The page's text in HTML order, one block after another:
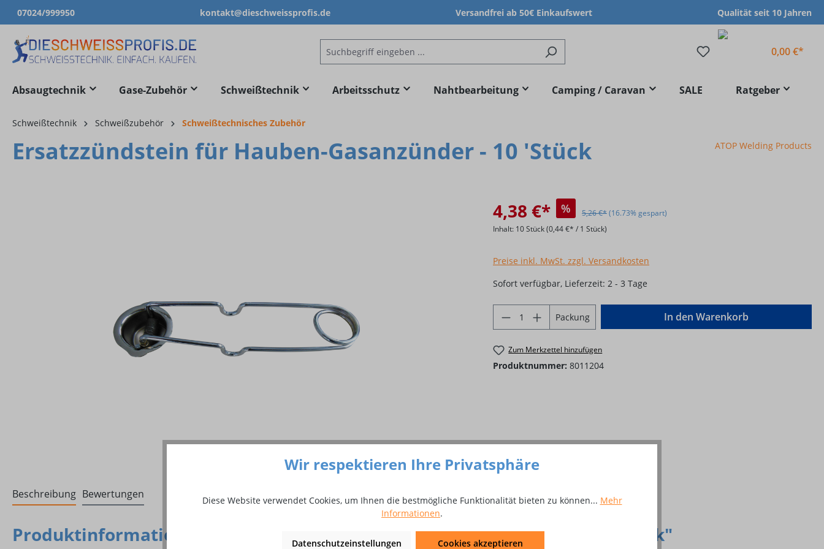
Zur Hauptnavigation springen
07024/999950 kontakt@dieschweissprofis.de Versandfrei ab 50€ Einkaufswert Qualität seit 10 Jahren
0,00 €*
Absaugtechnik Gase-Zubehör Schweißtechnik Arbeitsschutz Nahtbearbeitung Camping / Caravan SALE Ratgeber
Schweißtechnik Schweißzubehör Schweißtechnisches Zubehör
Ersatzzündstein für Hauben-Gasanzünder - 10 'Stück ATOP Welding Products
4,38 €* % 5,26 €*(16.73% gespart)
Inhalt: 10 Stück(0,44 €* / 1 Stück)
Preise inkl. MwSt. zzgl. Versandkosten
Sofort verfügbar, Lieferzeit: 2 - 3 Tage
Produkt Anzahl: Gib den gewünschten Wert
Packung In den Warenkorb
Zum Merkzettel hinzufügen
Produktnummer: 8011204
Beschreibung Bewertungen
Produktinformationen "Ersatzzündstein für Hauben-Gasanzünder - 10 'Stück"
Wir respektieren Ihre Privatsphäre
Diese Website verwendet Cookies, um Ihnen die bestmögliche Funktionalität bieten zu können... Mehr
Informationen.
Datenschutzeinstellungen Cookies akzeptieren